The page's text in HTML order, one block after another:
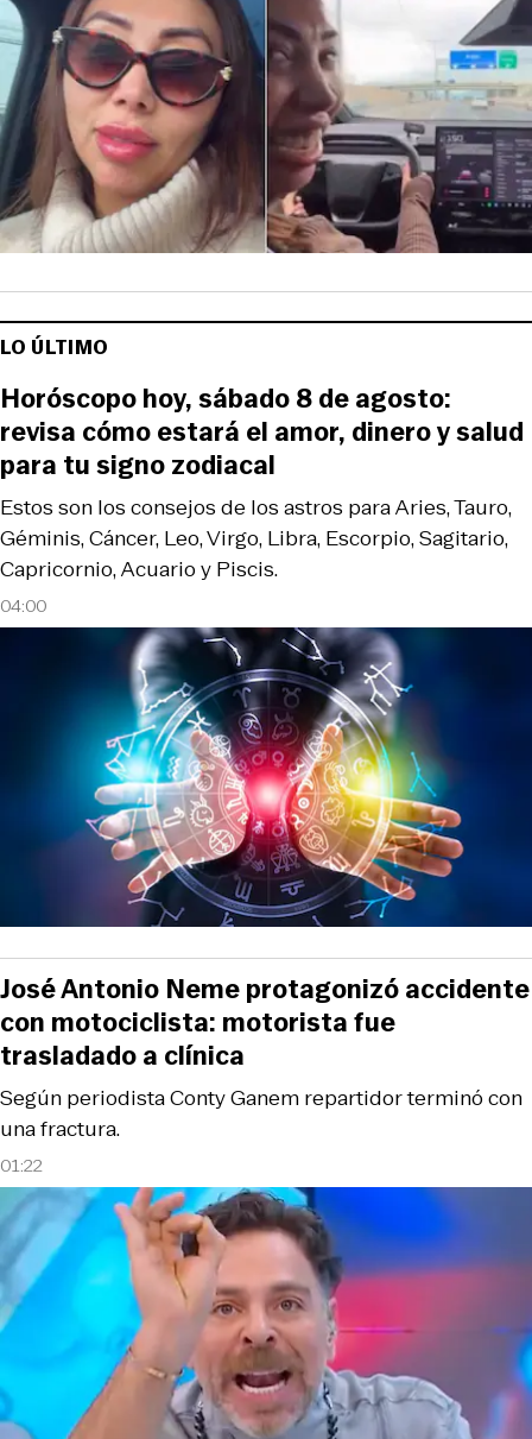
LO ÚLTIMO
04:00
Estos son los consejos de los astros para Aries, Tauro,
Géminis, Cáncer, Leo, Virgo, Libra, Escorpio, Sagitario,
Capricornio, Acuario y Piscis.
Horóscopo hoy, sábado 8 de agosto:
revisa cómo estará el amor, dinero y salud
para tu signo zodiacal
01:22
Según periodista Conty Ganem repartidor terminó con
una fractura.
José Antonio Neme protagonizó accidente
con motociclista: motorista fue
trasladado a clínica